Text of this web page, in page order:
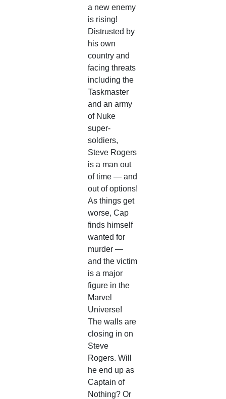
a new enemy
is rising!
Distrusted by
his own
country and
facing threats
including the
Taskmaster
and an army
of Nuke
super-
soldiers,
Steve Rogers
is a man out
of time — and
out of options!
As things get
worse, Cap
finds himself
wanted for
murder —
and the victim
is a major
figure in the
Marvel
Universe!
The walls are
closing in on
Steve
Rogers. Will
he end up as
Captain of
Nothing? Or